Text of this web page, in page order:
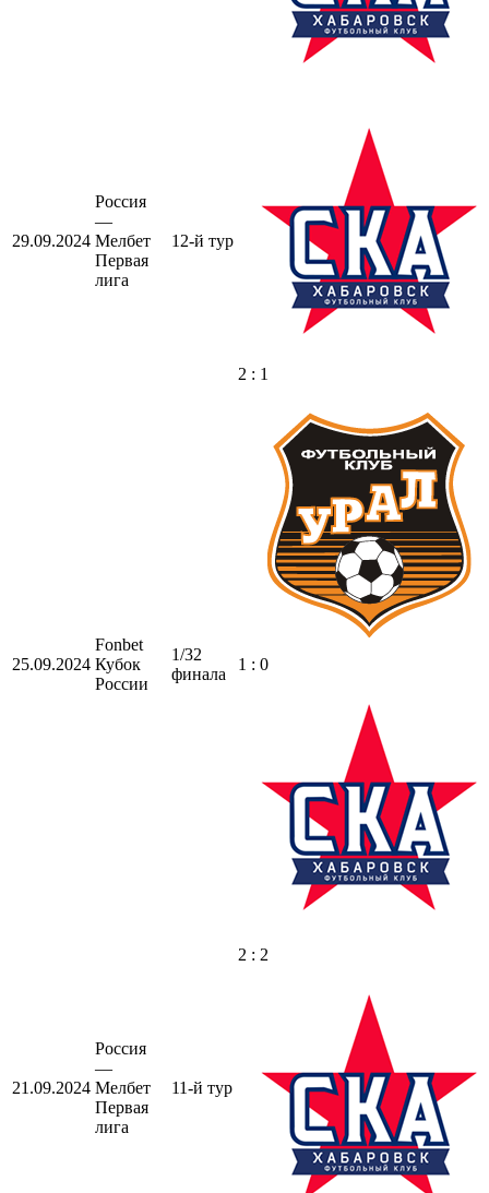
29.09.2024
Россия
—
Мелбет
Первая
лига
12-й тур
2 : 1
25.09.2024
Fonbet
Кубок
России
1/32
финала
1 : 0
21.09.2024
Россия
—
Мелбет
Первая
лига
11-й тур
2 : 2